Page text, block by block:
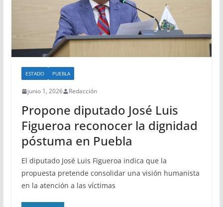
ESTADO PUEBLA
junio 1, 2026 Redacción
Propone diputado José Luis
Figueroa reconocer la dignidad
póstuma en Puebla
El diputado José Luis Figueroa indica que la
propuesta pretende consolidar una visión humanista
en la atención a las víctimas